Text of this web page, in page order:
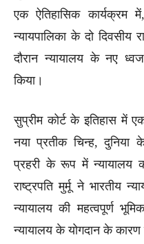
एक ऐतिहासिक कार्यक्रम
न्यायपालिका के दो
दौरान न्यायालय के नए
किया।
सुप्रीम कोर्ट के इतिहास में
नया प्रतीक चिन्ह,
प्रहरी के रूप में न्यायालय
राष्ट्रपति मुर्मू ने भारतीय
न्यायालय की महत्वपूर्ण
न्यायालय के योगदान के कारण